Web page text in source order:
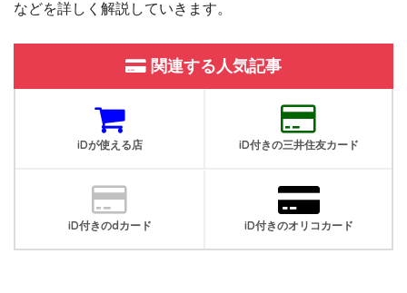
などを詳しく解説していきます。
関連する人気記事
iDが使える店 iD付きの三井住友カード
iD付きのdカード iD付きのオリコカード